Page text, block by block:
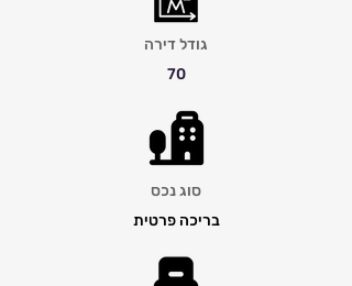
גודל דירה
70
סוג נכס
בריכה פרטית